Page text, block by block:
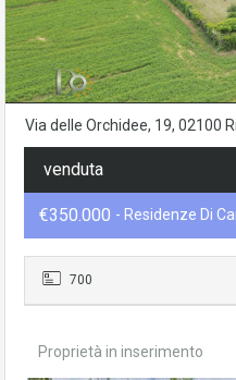
Via delle Orchidee, 19, 02100
venduta
€350.000 - Residenze Di
700
Proprietà in inserimento